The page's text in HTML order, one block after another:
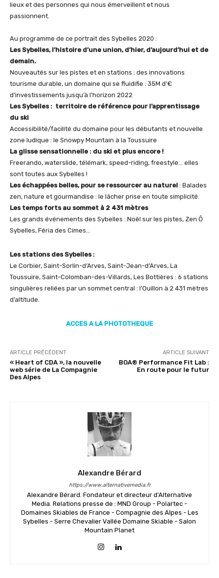
lieux et des personnes qui nous émerveillent et nous
passionnent.
Au programme de ce portrait des Sybelles 2020 :
Les Sybelles, l’histoire d’une union, d’hier, d’aujourd’hui et de
demain.
Nouveautés sur les pistes et en stations : des innovations
tourisme durable, un domaine qui se fluidifie : 35M d’€
d’investissements jusqu’à l’horizon 2022
Les Sybelles : territoire de référence pour l’apprentissage
du ski
Accessibilité/facilité du domaine pour les débutants et nouvelle
zone ludique : le Snowpy Mountain à la Toussuire
La glisse sensationnelle : du ski et plus encore !
Freerando, waterslide, télémark, speed-riding, freestyle… elles
sont toutes aux Sybelles !
Les échappées belles, pour se ressourcer au naturel : Balades
zen, nature et gourmandise : le lâcher prise en toute simplicité.
Les temps forts au sommet à 2 431 mètres
Les grands événements des Sybelles : Noël sur les pistes, Zen Ô
Sybelles, Féria des Cimes…
Les stations des Sybelles :
Le Corbier, Saint-Sorlin-d’Arves, Saint-Jean-d’Arves, La
Toussuire, Saint-Colomban-des-Villards, Les Bottières : 6 stations
singulières reliées par un sommet central : l’Ouillon à 2 431 mètres
d’altitude.
ACCES A LA PHOTOTHEQUE
ARTICLE PRÉCÉDENT
« Heart of CDA », la nouvelle
web série de La Compagnie
Des Alpes
ARTICLE SUIVANT
BOA® Performance Fit Lab :
En route pour le futur
Alexandre Bérard
https://www.alternativemedia.fr
Alexandre Bérard. Fondateur et directeur d'Alternative
Media. Relations presse de : MND Group - Polartec -
Domaines Skiables de France - Compagnie des Alpes - Les
Sybelles - Serre Chevalier Vallée Domaine Skiable - Salon
Mountain Planet